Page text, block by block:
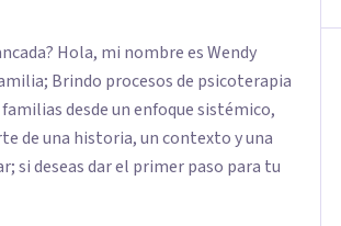
Hola, mi nombre es Wendy
Brindo procesos de psicoterapia
desde un enfoque sistémico,
de una historia, un contexto y una
si deseas dar el primer paso para tu